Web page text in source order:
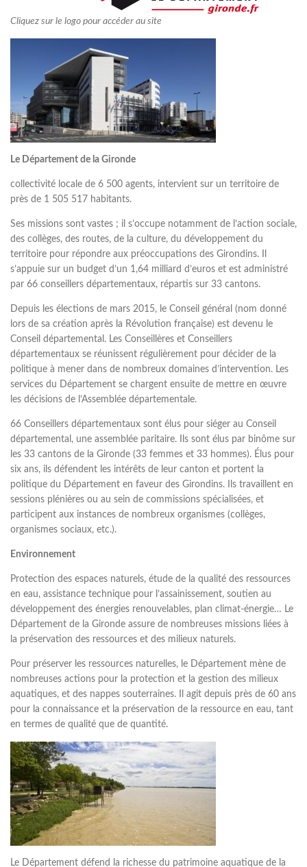
Cliquez sur le logo pour accéder au site
Le Département de la Gironde
collectivité locale de 6 500 agents, intervient sur un territoire de
près de 1 505 517 habitants.
Ses missions sont vastes ; il s’occupe notamment de l’action sociale,
des collèges, des routes, de la culture, du développement du
territoire pour répondre aux préoccupations des Girondins. Il
s’appuie sur un budget d’un 1,64 milliard d’euros et est administré
par 66 conseillers départementaux, répartis sur 33 cantons.
Depuis les élections de mars 2015, le Conseil général (nom donné
lors de sa création après la Révolution française) est devenu le
Conseil départemental. Les Conseillères et Conseillers
départementaux se réunissent régulièrement pour décider de la
politique à mener dans de nombreux domaines d’intervention. Les
services du Département se chargent ensuite de mettre en œuvre
les décisions de l’Assemblée départementale.
66 Conseillers départementaux sont élus pour siéger au Conseil
départemental, une assemblée paritaire. Ils sont élus par binôme sur
les 33 cantons de la Gironde (33 femmes et 33 hommes). Élus pour
six ans, ils défendent les intérêts de leur canton et portent la
politique du Département en faveur des Girondins. Ils travaillent en
sessions plénières ou au sein de commissions spécialisées, et
participent aux instances de nombreux organismes (collèges,
organismes sociaux, etc.).
Environnement
Protection des espaces naturels, étude de la qualité des ressources
en eau, assistance technique pour l’assainissement, soutien au
développement des énergies renouvelables, plan climat-énergie… Le
Département de la Gironde assure de nombreuses missions liées à
la préservation des ressources et des milieux naturels.
Pour préserver les ressources naturelles, le Département mène de
nombreuses actions pour la protection et la gestion des milieux
aquatiques, et des nappes souterraines. Il agit depuis près de 60 ans
pour la connaissance et la préservation de la ressource en eau, tant
en termes de qualité que de quantité.
Le Département défend la richesse du patrimoine aquatique de la